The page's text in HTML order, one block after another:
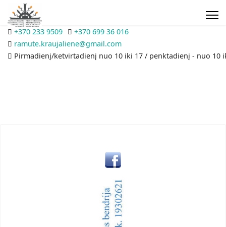
+370 233 9509
+370 699 36 016
ramute.kraujaliene@gmail.com
Pirmadienį/ketvirtadienį nuo 10 iki 17 / penktadienį - nuo 10